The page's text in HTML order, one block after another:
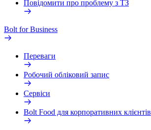
Повідомити про проблему з ТЗ
Bolt for Business
Переваги
Робочий обліковий запис
Сервіси
Bolt Food для корпоративних клієнтів